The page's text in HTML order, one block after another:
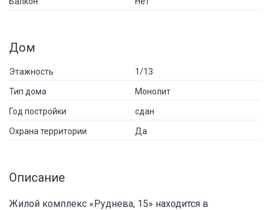
Дом
Этажность 1/13
Тип дома Монолит
Год постройки сдан
Охрана территории Да
Описание
Жилой комплекс «Руднева, 15» находится в